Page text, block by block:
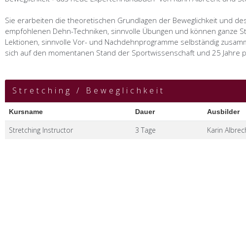
Sie erarbeiten die theoretischen Grundlagen der Beweglichkeit und
empfohlenen Dehn-Techniken, sinnvolle Übungen und können ganze
Lektionen, sinnvolle Vor- und Nachdehnprogramme selbständig
sich auf den momentanen Stand der Sportwissenschaft und 25 Jahre
Stretching / Beweglichkeit
Stretching Instructor 3 Tage Karin